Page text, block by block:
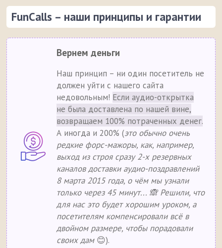
FunCalls – наши принципы и гарантии
Вернем деньги
Наш принцип – ни один посетитель не
должен уйти с нашего сайта
недовольным! Если аудио-открытка
не была доставлена по нашей вине,
возвращаем 100% потраченных денег.
А иногда и 200% (это обычно очень
редкие форс-мажоры, как, например,
выход из строя сразу 2-х резервных
каналов доставки аудио-поздравлений
8 марта 2015 года, о чём мы узнали
только через 45 минут... 🙈 Решили, что
для нас это будет хорошим уроком, а
посетителям компенсировали всё в
двойном размере, чтобы порадовали
своих дам😊).